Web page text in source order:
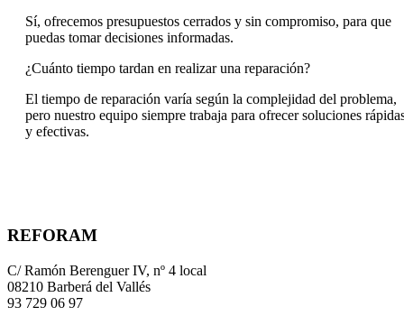
Sí, ofrecemos presupuestos cerrados y sin compromiso, para que
puedas tomar decisiones informadas.
¿Cuánto tiempo tardan en realizar una reparación?
El tiempo de reparación varía según la complejidad del problema,
pero nuestro equipo siempre trabaja para ofrecer soluciones
y efectivas.
REFORAM
C/ Ramón Berenguer IV, nº 4 local
08210 Barberá del Vallés
93 729 06 97